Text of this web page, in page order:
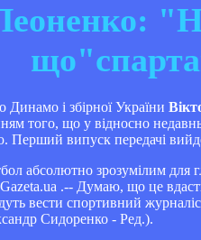
і збірної України
того, що у відносно
Перший випуск передачі
абсолютно зрозумілим для
.-- Думаю, що це
вести спортивний
Сидоренко - Ред.).